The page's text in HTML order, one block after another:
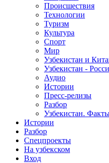
Происшествия
Технологии
Туризм
Культура
Спорт
Мир
Узбекистан и
Узбекистан -
Аудио
Истории
Пресс-релизы
Разбор
Узбекистан.
Истории
Разбор
Спецпроекты
На узбекском
Вход